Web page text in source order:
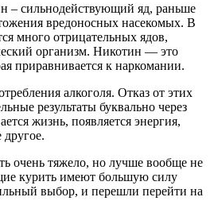
– сильнодействующий яд, раньше
вредоносных насекомых. В
много отрицательных ядов,
организм. Никотин — это
приравнивается к наркомании.
алкоголя. Отказ от этих
результаты буквально через
жизнь, появляется энергия,
очень тяжело, но лучше вообще не
курить имеют большую силу
выбор, и перешли перейти на